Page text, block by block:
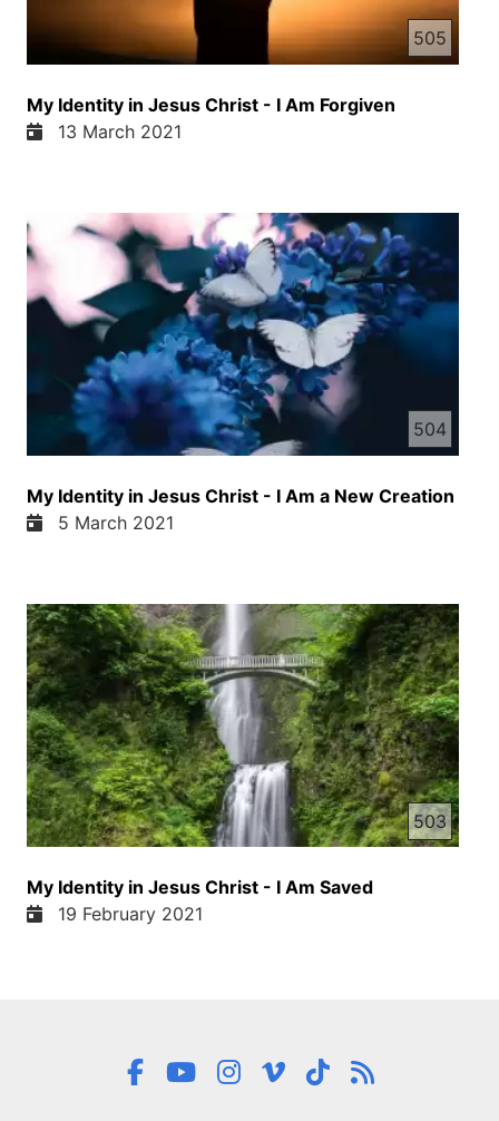
505
My Identity in Jesus Christ - I Am Forgiven
13 March 2021
504
My Identity in Jesus Christ - I Am a New Creation
5 March 2021
503
My Identity in Jesus Christ - I Am Saved
19 February 2021